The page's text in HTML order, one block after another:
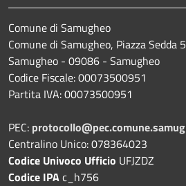
Comune di Samugheo
Comune di Samugheo, Piazza Sedda
Samugheo - 09086 - Samugheo
Codice Fiscale: 00073500951
Partita IVA: 00073500951
PEC:
Centralino Unico: 078364023
Codice Univoco Ufficio UFJZDZ
Codice IPAc_h756